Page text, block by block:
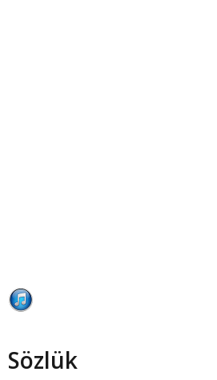
Sözlük